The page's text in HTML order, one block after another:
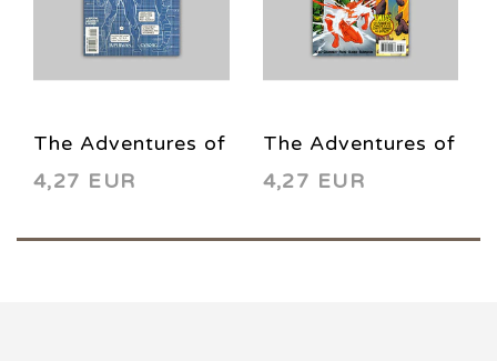
The Adventures of
Superman 551
4,27 EUR
The Adventures of
Superman 556
4,27 EUR